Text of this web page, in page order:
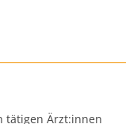
tätigen Ärzt:innen